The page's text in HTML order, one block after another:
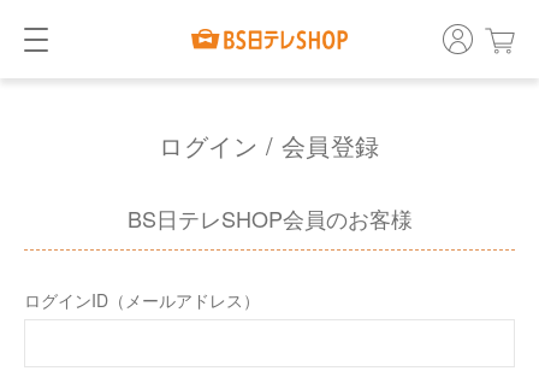
ログイン / 会員登録
BS日テレSHOP会員のお客様
ログインID（メールアドレス）